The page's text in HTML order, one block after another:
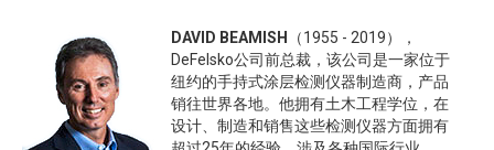
DAVID BEAMISH
（1955 - 2019），
DeFelsko公司前总裁，该公司是一家位于
纽约的手持式涂层检测仪器制造商，产品
销往世界各地。他拥有土木工程学位，在
设计、制造和销售这些检测仪器方面拥有